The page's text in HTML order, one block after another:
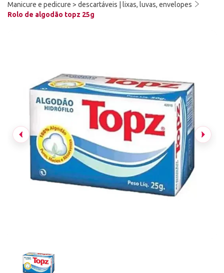
Manicure e pedicure > descartáveis | lixas, luvas, envelopes
Rolo de algodão topz 25g